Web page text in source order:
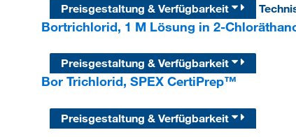
Preisgestaltung & Verfügbarkeit
Bortrichlorid, 1 M Lösung in 2-
Preisgestaltung & Verfügbarkeit
Bor Trichlorid, SPEX CertiPrep™
Preisgestaltung & Verfügbarkeit